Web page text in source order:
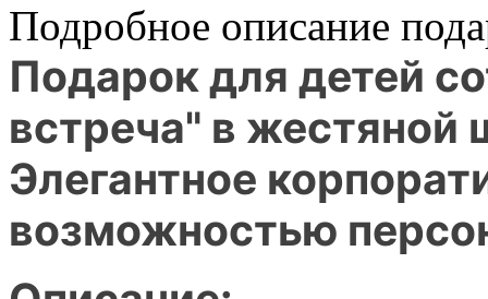
Подробное описание
Подарок для детей
встреча" в жестяной
Элегантное
возможностью